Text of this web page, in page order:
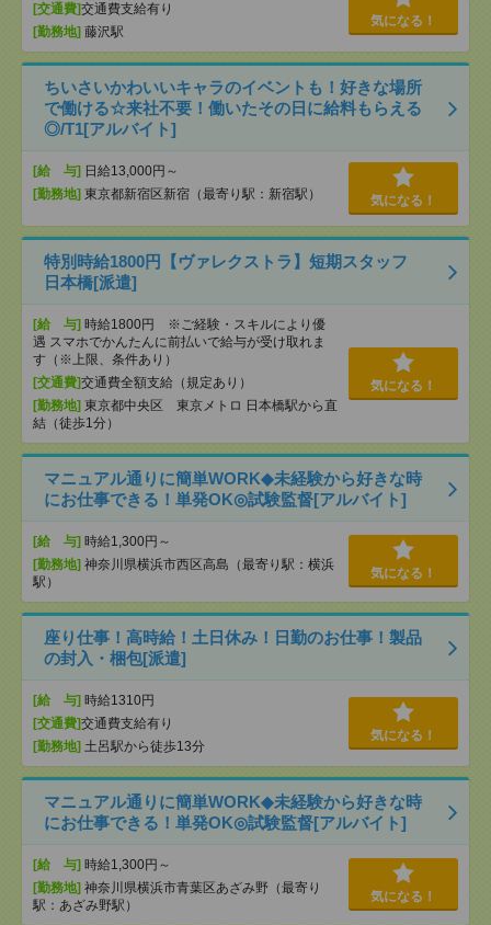
[交通費]交通費支給有り
[勤務地] 藤沢駅
気になる！
ちいさいかわいいキャラのイベントも！好きな場所
で働ける☆来社不要！働いたその日に給料もらえる
◎/T1[アルバイト]
[給 与] 日給13,000円～
[勤務地] 東京都新宿区新宿（最寄り駅：新宿駅） 気になる！
特別時給1800円【ヴァレクストラ】短期スタッフ
日本橋[派遣]
[給 与] 時給1800円 ※ご経験・スキルにより優
遇 スマホでかんたんに前払いで給与が受け取れま
す（※上限、条件あり）
[交通費]交通費全額支給（規定あり）
[勤務地] 東京都中央区 東京メトロ 日本橋駅から直
結（徒歩1分）
気になる！
マニュアル通りに簡単WORK◆未経験から好きな時
にお仕事できる！単発OK◎試験監督[アルバイト]
[給 与] 時給1,300円～
[勤務地] 神奈川県横浜市西区高島（最寄り駅：横浜
駅）
気になる！
座り仕事！高時給！土日休み！日勤のお仕事！製品
の封入・梱包[派遣]
[給 与] 時給1310円
[交通費]交通費支給有り
[勤務地] 土呂駅から徒歩13分
気になる！
マニュアル通りに簡単WORK◆未経験から好きな時
にお仕事できる！単発OK◎試験監督[アルバイト]
[給 与] 時給1,300円～
[勤務地] 神奈川県横浜市青葉区あざみ野（最寄り
駅：あざみ野駅）
気になる！